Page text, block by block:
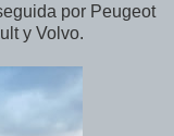
por Peugeot
y Volvo.